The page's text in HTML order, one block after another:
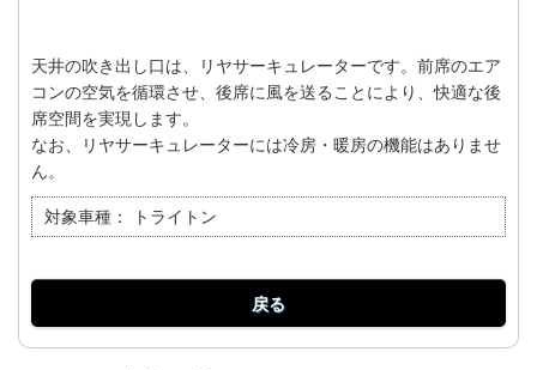
天井の吹き出し口は、リヤサーキュレーターです。前席のエア
コンの空気を循環させ、後席に風を送ることにより、快適な後
席空間を実現します。
なお、リヤサーキュレーターには冷房・暖房の機能はありませ
ん。
対象車種： トライトン
戻る